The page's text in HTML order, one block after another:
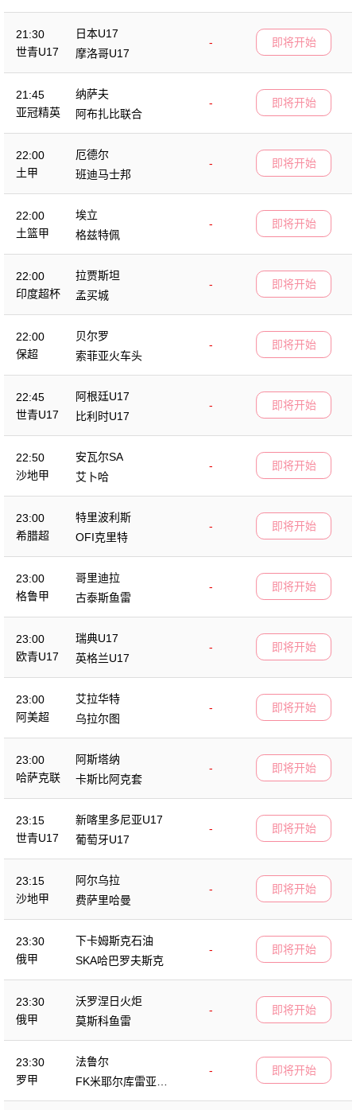
21:30
世青U17
日本U17
-
摩洛哥U17
即将开始
21:45
亚冠精英
纳萨夫
-
阿布扎比联合
即将开始
22:00
土甲
厄德尔
-
班迪马士邦
即将开始
22:00
土篮甲
埃立
-
格兹特佩
即将开始
22:00
印度超杯
拉贾斯坦
-
孟买城
即将开始
22:00
保超
贝尔罗
-
索菲亚火车头
即将开始
22:45
世青U17
阿根廷U17
-
比利时U17
即将开始
22:50
沙地甲
安瓦尔SA
-
艾卜哈
即将开始
23:00
希腊超
特里波利斯
-
OFI克里特
即将开始
23:00
格鲁甲
哥里迪拉
-
古泰斯鱼雷
即将开始
23:00
欧青U17
瑞典U17
-
英格兰U17
即将开始
23:00
阿美超
艾拉华特
-
乌拉尔图
即将开始
23:00
哈萨克联
阿斯塔纳
-
卡斯比阿克套
即将开始
23:15
世青U17
新喀里多尼亚U17
-
葡萄牙U17
即将开始
23:15
沙地甲
阿尔乌拉
-
费萨里哈曼
即将开始
23:30
俄甲
下卡姆斯克石油
-
SKA哈巴罗夫斯克
即将开始
23:30
俄甲
沃罗涅日火炬
-
莫斯科鱼雷
即将开始
23:30
罗甲
法鲁尔
-
FK米耶尔库雷亚丘
克
即将开始